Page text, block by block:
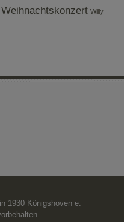
Weihnachtskonzert Willy
1930 Königshoven e.